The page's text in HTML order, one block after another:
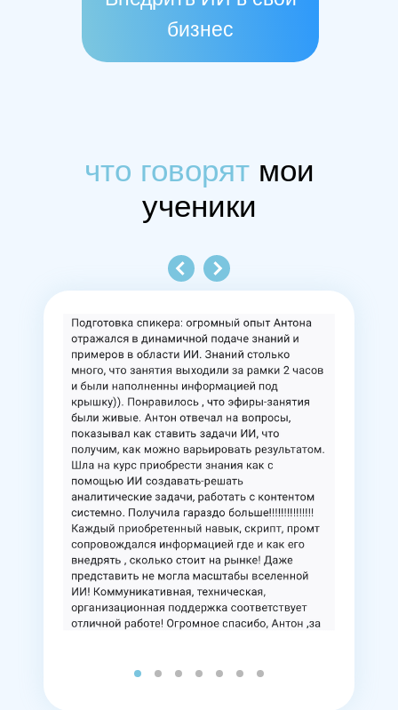
бизнес
что говорят мои
ученики